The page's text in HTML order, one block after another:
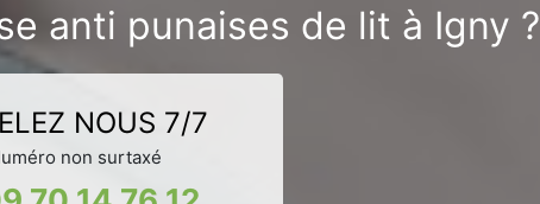
anti punaises de lit à Igny ?
NOUS 7/7
non surtaxé